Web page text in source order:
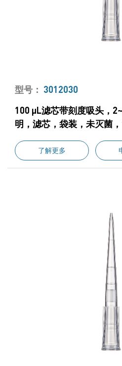
型号： 3012030
100 μL滤芯带刻度吸头，
明，滤芯，袋装，未灭菌
了解更多